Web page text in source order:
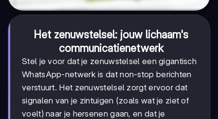
Het zenuwstelsel: jouw lichaam's
communicatienetwerk
Stel je voor dat je zenuwstelsel een gigantisch
WhatsApp-netwerk is dat non-stop berichten
verstuurt. Het zenuwstelsel zorgt ervoor dat
signalen van je zintuigen (zoals wat je ziet of
voelt) naar je hersenen gaan, en dat je